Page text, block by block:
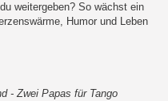
weitergeben? So wächst ein
Humor und Leben
- Zwei Papas für Tango